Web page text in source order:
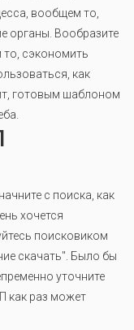
вообщем то,
органы. Вообразите
то, сэкономить
как
готовым шаблоном
с поиска, как
хочется
поисковиком
скачать". Было бы
уточните
как раз может